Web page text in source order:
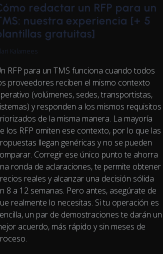
redactar un RFP para un
nuestra experiencia [+ 5
gratuitas]
Kalamees
RFP para un TMS funciona cuando todos
proveedores reciben el mismo contexto
(volúmenes, sedes, transportistas,
y responden a los mismos requisitos
de la misma manera. La mayoría
los RFP omiten ese contexto, por lo que las
llegan genéricas y no se pueden
Corregir ese único punto te ahorra
ronda de aclaraciones, te permite obtener
reales y alcanzar una decisión sólida
8 a 12 semanas. Pero antes, asegúrate de
realmente lo necesitas. Si tu operación es
un par de demostraciones te darán un
acuerdo, más rápido y sin meses de